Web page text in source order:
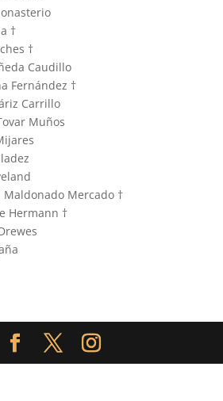
†
†
Caudillo
Fernández †
Carrillo
Muños
Mercado †
Hermann †